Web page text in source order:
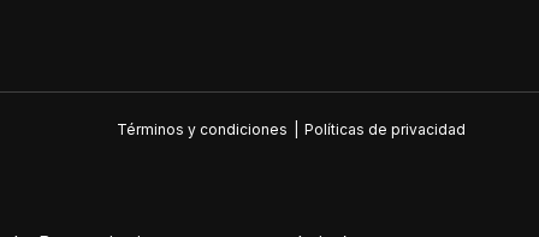
Términos y condiciones Políticas de privacidad